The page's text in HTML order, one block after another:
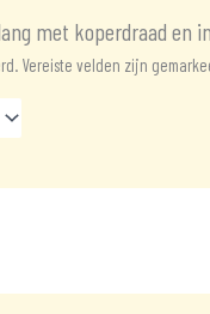
met koperdraad en
Vereiste velden zijn